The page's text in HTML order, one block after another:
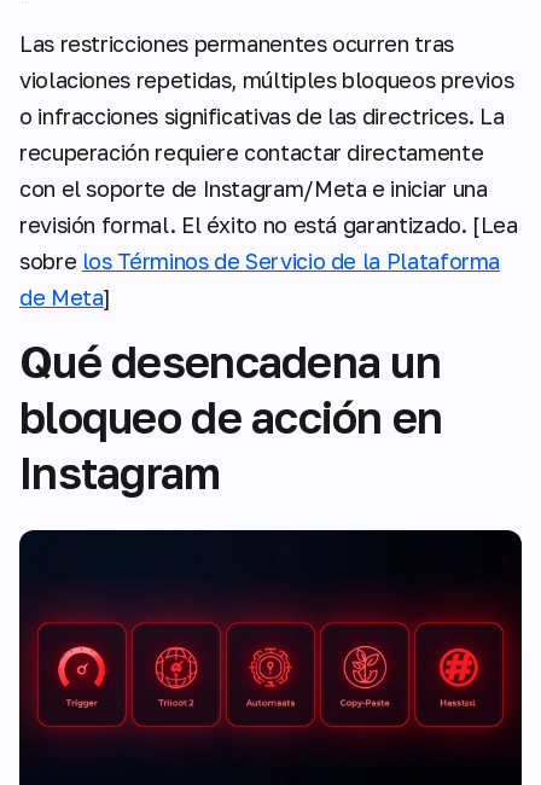
Las restricciones permanentes ocurren tras
violaciones repetidas, múltiples bloqueos previos
o infracciones significativas de las directrices. La
recuperación requiere contactar directamente
con el soporte de Instagram/Meta e iniciar una
revisión formal. El éxito no está garantizado. [Lea
sobre los Términos de Servicio de la Plataforma
de Meta]
Qué desencadena un
bloqueo de acción en
Instagram